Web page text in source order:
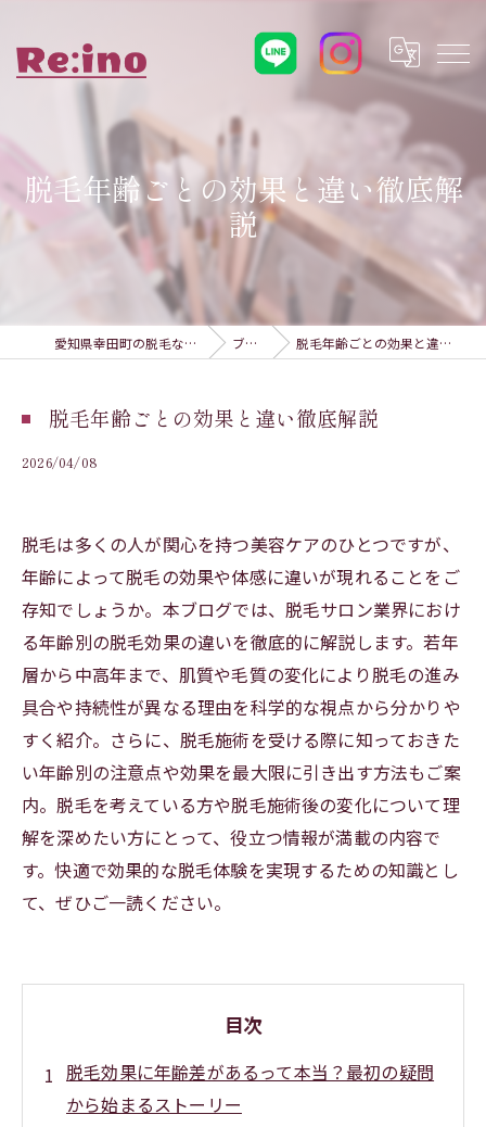
脱毛年齢ごとの効果と違い徹底解
説
愛知県幸田町の脱毛ならRe:ino ブログ 脱毛年齢ごとの効果と違い徹底解説
脱毛年齢ごとの効果と違い徹底解説
2026/04/08
脱毛は多くの人が関心を持つ美容ケアのひとつですが、
年齢によって脱毛の効果や体感に違いが現れることをご
存知でしょうか。本ブログでは、脱毛サロン業界におけ
る年齢別の脱毛効果の違いを徹底的に解説します。若年
層から中高年まで、肌質や毛質の変化により脱毛の進み
具合や持続性が異なる理由を科学的な視点から分かりや
すく紹介。さらに、脱毛施術を受ける際に知っておきた
い年齢別の注意点や効果を最大限に引き出す方法もご案
内。脱毛を考えている方や脱毛施術後の変化について理
解を深めたい方にとって、役立つ情報が満載の内容で
す。快適で効果的な脱毛体験を実現するための知識とし
て、ぜひご一読ください。
目次
脱毛効果に年齢差があるって本当？最初の疑問
から始まるストーリー